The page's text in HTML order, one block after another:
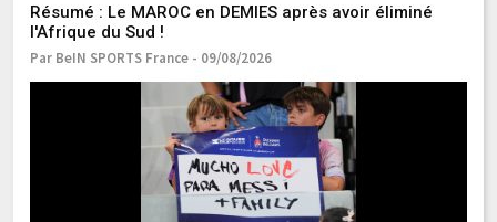
Résumé : Le MAROC en DEMIES après avoir éliminé
l'Afrique du Sud !
Par BeIN SPORTS France - 09/08/2026